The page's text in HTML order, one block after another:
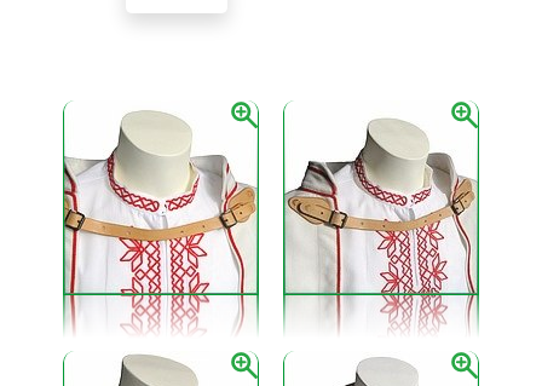
Pracka slúži na upevnenie krojového kabáta pri
voľnom nosení na chrbte alebo ramenách.
Pracka k folklórnemu kabátu
Základom je pripevnenie dvoch sedlárskych praciek na
súkno kabáta. Upevnenie praciek je možné prišitím
kožených praciek na látku, alebo aj prilepením kože
kontaktným lepidlom. Remeň má dĺžku 40 cm a je
možné zložiť z kabáta. Kožený remeň sa dá skrátiť.
Pracka z kože